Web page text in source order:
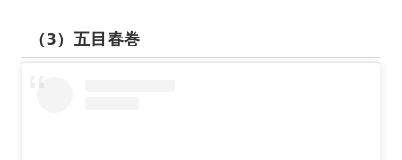
（3）五目春巻